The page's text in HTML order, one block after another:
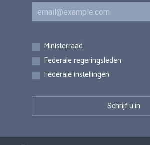
E-mail
Inschrijvingen
Ministerraad
Federale regeringsleden
Federale instellingen